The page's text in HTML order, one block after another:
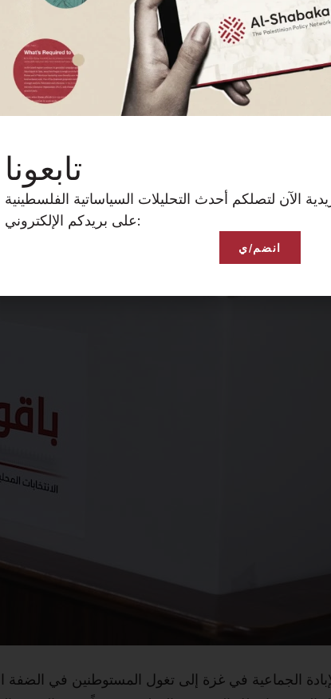
الجماعية في غزة إلى تغول المستوطنين في الضفة
تابعونا
الآن لتصلكم أحدث التحليلات السياساتية الفلسطينية
على بريدكم الإلكتروني:
انضم/ي